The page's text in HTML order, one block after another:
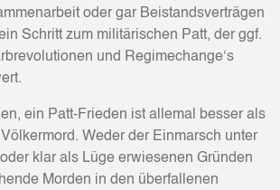
oder gar Beistandsverträgen
Schritt zum militärischen Patt, der ggf.
und Regimechange‘s
ein Patt-Frieden ist allemal besser als
Weder der Einmarsch unter
klar als Lüge erwiesenen Gründen
Morden in den überfallenen